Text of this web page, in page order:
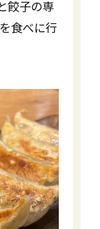
餃子の専
食べに行